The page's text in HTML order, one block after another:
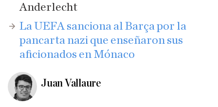
Anderlecht
La UEFA sanciona al Barça por la
pancarta nazi que enseñaron sus
aficionados en Mónaco
Juan Vallaure